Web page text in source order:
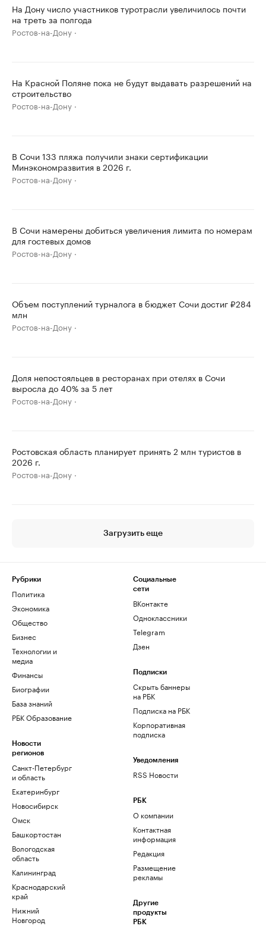
На Дону число участников туротрасли увеличилось почти
на треть за полгода
Ростов-на-Дону
На Красной Поляне пока не будут выдавать разрешений на
строительство
Ростов-на-Дону
В Сочи 133 пляжа получили знаки сертификации
Минэкономразвития в 2026 г.
Ростов-на-Дону
В Сочи намерены добиться увеличения лимита по номерам
для гостевых домов
Ростов-на-Дону
Объем поступлений турналога в бюджет Сочи достиг ₽284
млн
Ростов-на-Дону
Доля непостояльцев в ресторанах при отелях в Сочи
выросла до 40% за 5 лет
Ростов-на-Дону
Ростовская область планирует принять 2 млн туристов в
2026 г.
Ростов-на-Дону
Загрузить еще
Рубрики
Политика
Экономика
Общество
Бизнес
Технологии и
медиа
Финансы
Биографии
База знаний
РБК Образование
Новости
регионов
Санкт-Петербург
и область
Екатеринбург
Новосибирск
Омск
Башкортостан
Вологодская
область
Калининград
Краснодарский
край
Нижний
Новгород
Социальные
сети
ВКонтакте
Одноклассники
Telegram
Дзен
Подписки
Скрыть баннеры
на РБК
Подписка на РБК
Корпоративная
подписка
Уведомления
RSS Новости
РБК
О компании
Контактная
информация
Редакция
Размещение
рекламы
Другие
продукты
РБК